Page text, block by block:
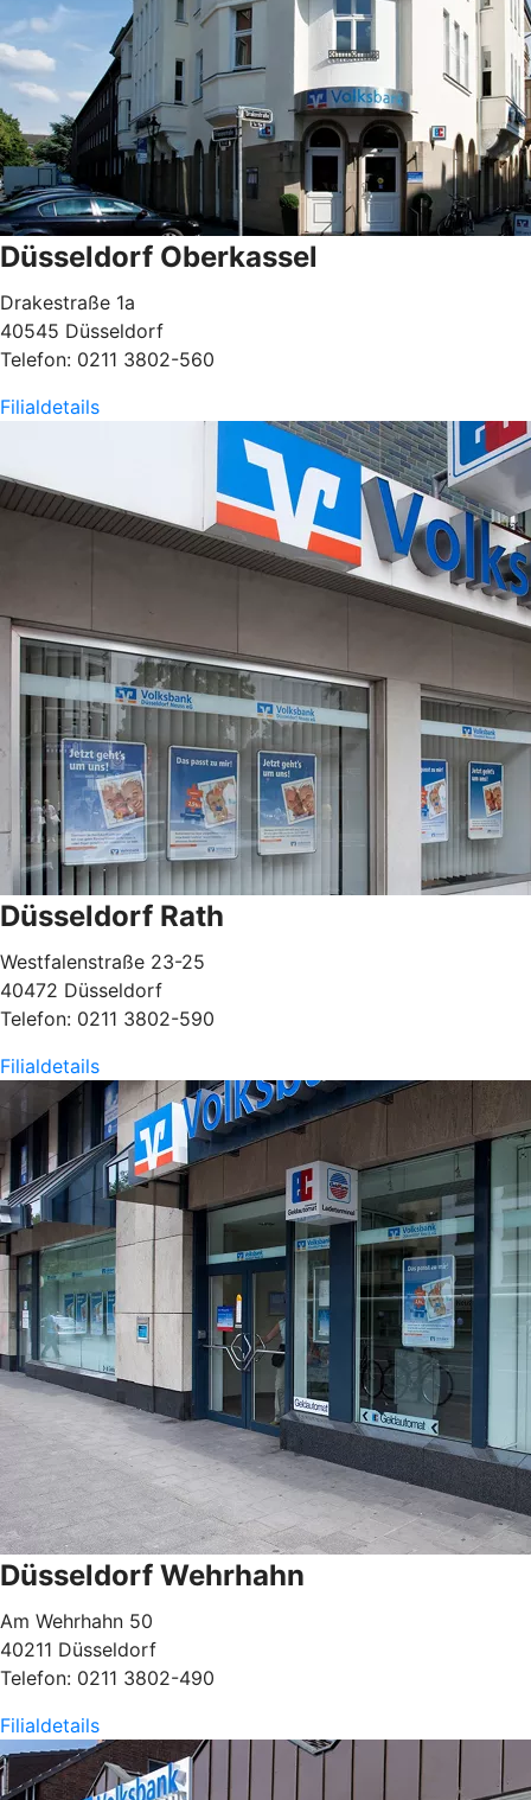
Düsseldorf Oberkassel
Drakestraße 1a
40545 Düsseldorf
Telefon: 0211 3802-560
Filialdetails
Düsseldorf Rath
Westfalenstraße 23-25
40472 Düsseldorf
Telefon: 0211 3802-590
Filialdetails
Düsseldorf Wehrhahn
Am Wehrhahn 50
40211 Düsseldorf
Telefon: 0211 3802-490
Filialdetails